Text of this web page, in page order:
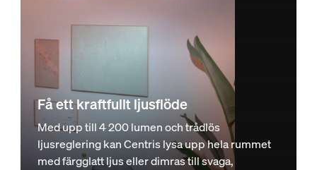
Få ett kraftfullt ljusflöde
Med upp till 4 200 lumen och trådlös
ljusreglering kan Centris lysa upp hela rummet
med färgglatt ljus eller dimras till svaga,